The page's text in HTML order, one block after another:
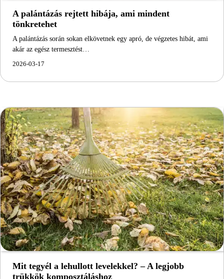
A palántázás rejtett hibája, ami mindent
tönkretehet
A palántázás során sokan elkövetnek egy apró, de végzetes hibát, ami
akár az egész termesztést…
2026-03-17
Mit tegyél a lehullott levelekkel? – A legjobb
trükkök komposztáláshoz